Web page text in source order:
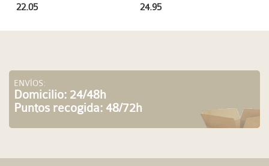
24.95
22.05
ENVÍOS:
Domicilio: 24/48h
Puntos recogida: 48/72h